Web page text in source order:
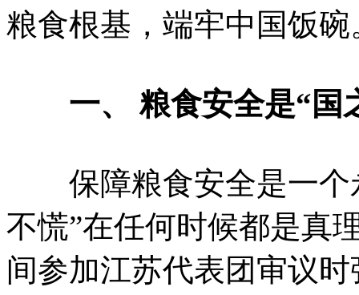
粮食根基，端牢中国饭碗
一、 粮食安全是“国
保障粮食安全是一个
不慌”在任何时候都是真
间参加江苏代表团审议